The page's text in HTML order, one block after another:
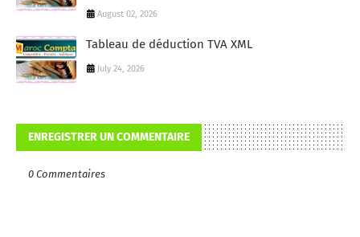
August 02, 2026
Tableau de déduction TVA XML
July 24, 2026
ENREGISTRER UN COMMENTAIRE
0 Commentaires